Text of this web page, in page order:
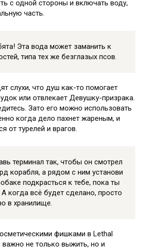
с одной стороны и включать воду,
часть.
Эта вода может заманить к
типа тех же безглазых псов.
слухи, что душ как-то помогает
или отвлекает Девушку-призрака.
Зато его можно использовать
когда дело пахнет жареным, и
от турелей и врагов.
терминал так, чтобы он смотрел
корабля, а рядом с ним установи
подкрасться к тебе, пока ты
когда всё будет сделано, просто
в хранилище.
фишками в Lethal
важно не только выжить, но и